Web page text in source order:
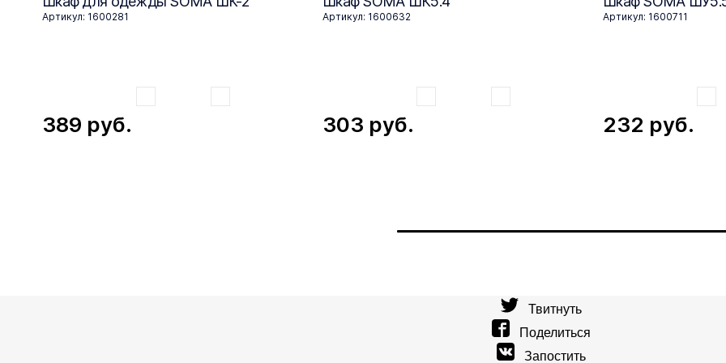
Артикул: 1600281
389 руб.
Артикул: 1600632
303 руб.
Артикул: 1600711
232 руб.
Твитнуть
Поделиться
Запостить